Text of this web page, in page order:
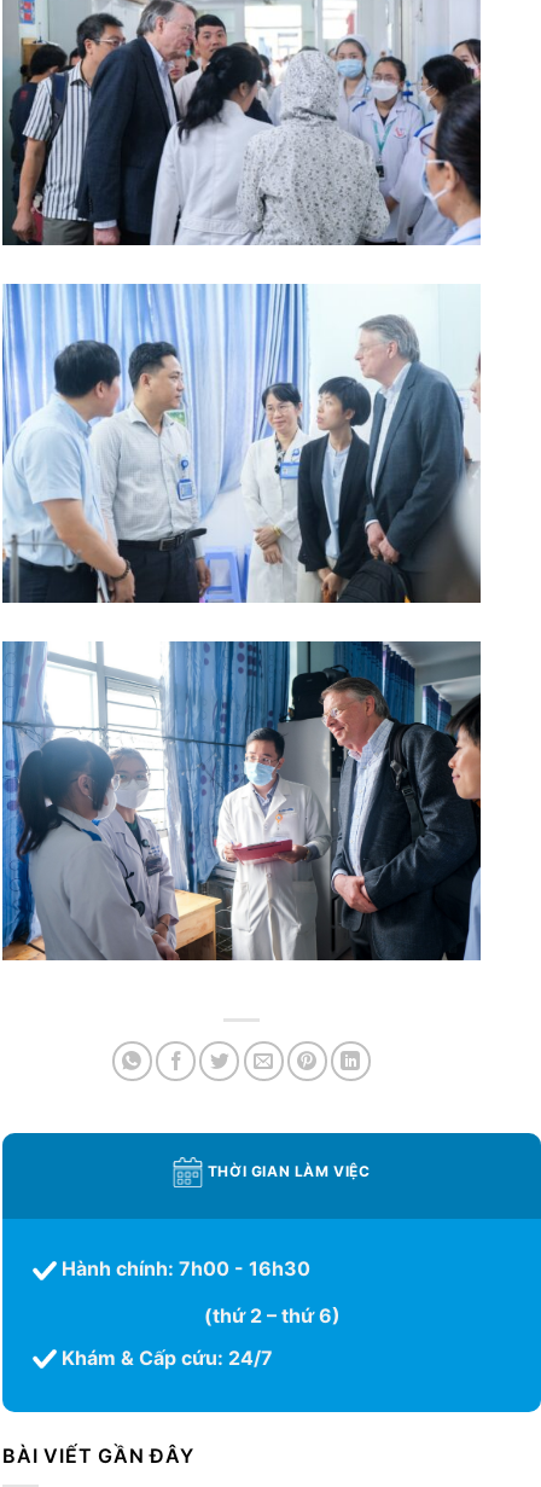
THỜI GIAN LÀM VIỆC
Hành chính: 7h00 - 16h30
(thứ 2 – thứ 6)
Khám & Cấp cứu: 24/7
BÀI VIẾT GẦN ĐÂY